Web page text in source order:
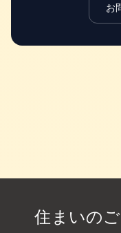
お
住まいの